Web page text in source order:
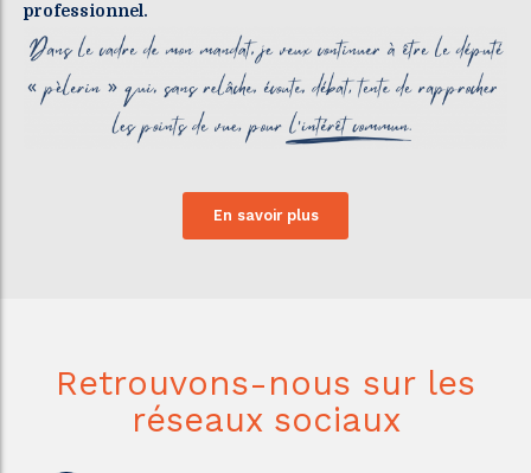
professionnel.
En savoir plus
Retrouvons-nous sur les
réseaux sociaux